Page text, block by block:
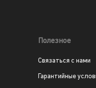
Полезное
Связаться с нами
Гарантийные